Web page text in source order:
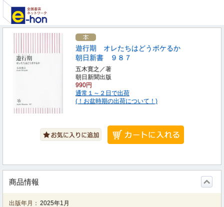
遊行期 オレたちはどうボケるか
朝日新書 ９８７
五木寛之／著
朝日新聞出版
990円
通常１～２日で出荷
(！お盆時期の出荷について！)
商品情報
出版年月： 2025年1月